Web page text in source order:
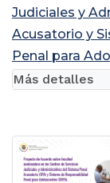
Judiciales y
Acusatorio y
Penal para
Más detalles